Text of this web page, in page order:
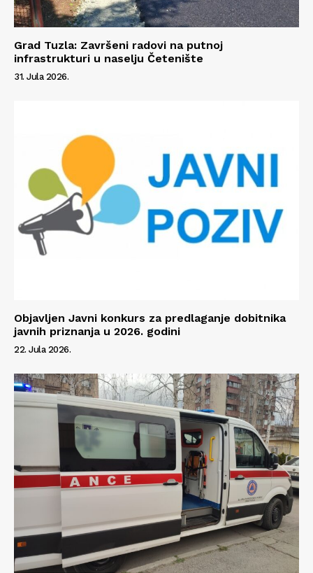
Grad Tuzla: Završeni radovi na putnoj
infrastrukturi u naselju Četenište
31. Jula 2026.
Objavljen Javni konkurs za predlaganje dobitnika
javnih priznanja u 2026. godini
22. Jula 2026.